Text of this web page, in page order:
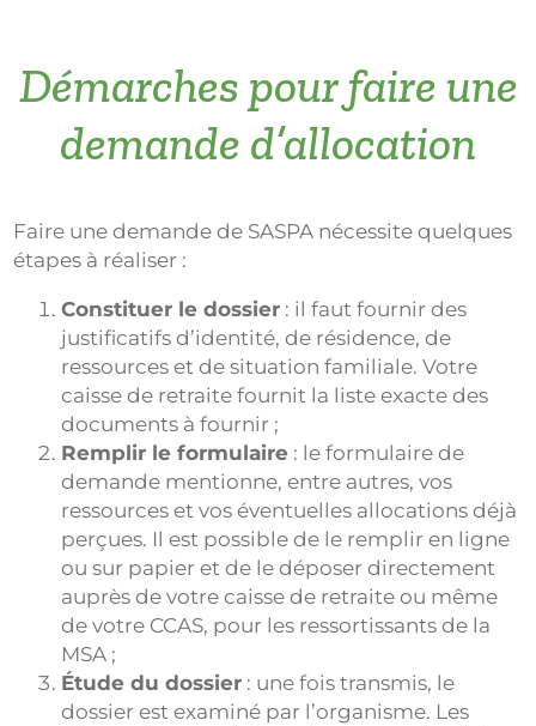
Démarches pour faire une
demande d’allocation
Faire une demande de SASPA nécessite quelques
étapes à réaliser :
Constituer le dossier : il faut fournir des
justificatifs d’identité, de résidence, de
ressources et de situation familiale. Votre
caisse de retraite fournit la liste exacte des
documents à fournir ;
Remplir le formulaire : le formulaire de
demande mentionne, entre autres, vos
ressources et vos éventuelles allocations déjà
perçues. Il est possible de le remplir en ligne
ou sur papier et de le déposer directement
auprès de votre caisse de retraite ou même
de votre CCAS, pour les ressortissants de la
MSA ;
Étude du dossier : une fois transmis, le
dossier est examiné par l’organisme. Les